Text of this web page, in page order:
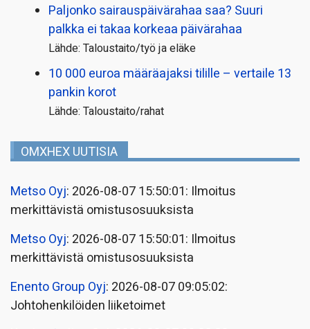
Paljonko sairauspäivä­rahaa saa? Suuri
palkka ei takaa korkeaa päivärahaa
Lähde: Taloustaito/työ ja eläke
10 000 euroa määräajaksi tilille – vertaile 13
pankin korot
Lähde: Taloustaito/rahat
OMXHEX UUTISIA
Metso Oyj: 2026-08-07 15:50:01: Ilmoitus
merkittävistä omistusosuuksista
Metso Oyj: 2026-08-07 15:50:01: Ilmoitus
merkittävistä omistusosuuksista
Enento Group Oyj: 2026-08-07 09:05:02:
Johtohenkilöiden liiketoimet